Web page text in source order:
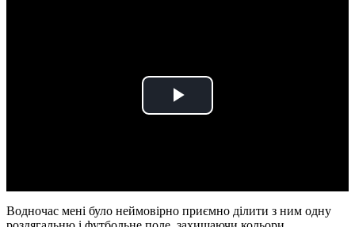
Play
Водночас мені було неймовірно приємно ділити з ним одну